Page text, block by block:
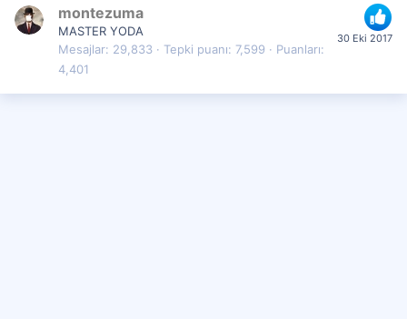
30 Eki 2017
montezuma
MASTER YODA
Mesajlar 29,833 Tepki puanı 7,599
Puanları
4,401